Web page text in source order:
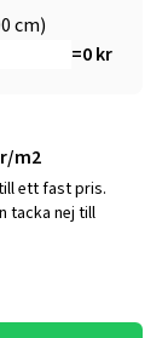
cm)
=0kr
m2
ett fast pris.
tacka nej till